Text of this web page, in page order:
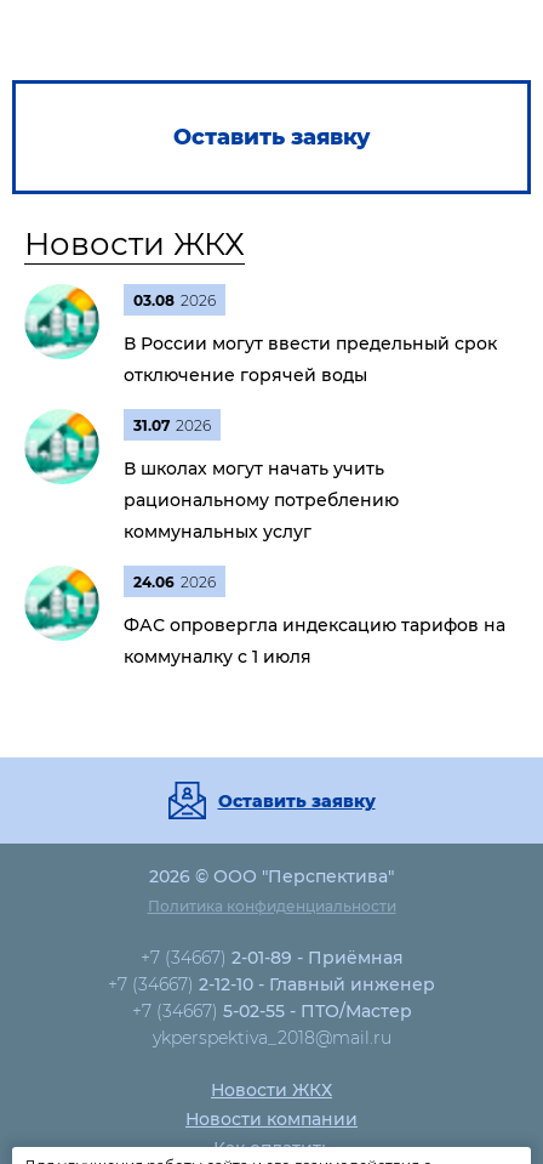
Оставить заявку
Новости ЖКХ
03.08 2026
В России могут ввести предельный срок
отключение горячей воды
31.07 2026
В школах могут начать учить
рациональному потреблению
коммунальных услуг
24.06 2026
ФАС опровергла индексацию тарифов на
коммуналку с 1 июля
Оставить заявку
2026 © ООО "Перспектива"
Политика конфиденциальности
+7 (34667) 2-01-89 - Приёмная
+7 (34667) 2-12-10 - Главный инженер
+7 (34667) 5-02-55 - ПТО/Мастер
ykperspektiva_2018@mail.ru
Новости ЖКХ
Новости компании
Как оплатить